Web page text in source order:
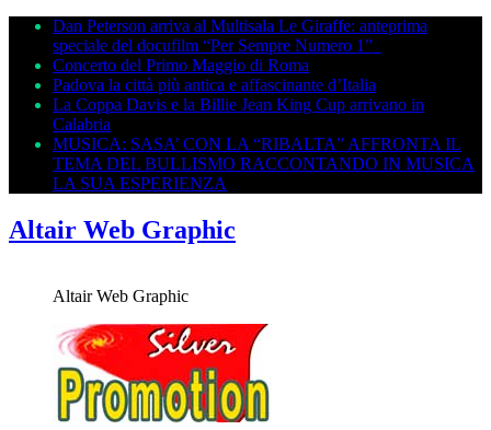
Dan Peterson arriva al Multisala Le Giraffe: anteprima
speciale del docufilm “Per Sempre Numero 1”
Concerto del Primo Maggio di Roma
Padova la città più antica e affascinante d’Italia
La Coppa Davis e la Billie Jean King Cup arrivano in
Calabria
MUSICA: SASA’ CON LA “RIBALTA” AFFRONTA IL
TEMA DEL BULLISMO RACCONTANDO IN MUSICA
LA SUA ESPERIENZA
Altair Web Graphic
Altair Web Graphic